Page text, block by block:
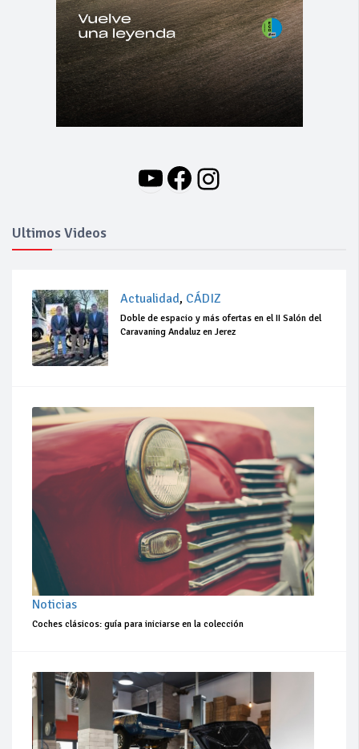
YouTube
Facebook
Instagram
Ultimos Videos
Actualidad, CÁDIZ
Doble de espacio y más ofertas en el II Salón del
Caravaning Andaluz en Jerez
Noticias
Coches clásicos: guía para iniciarse en la colección